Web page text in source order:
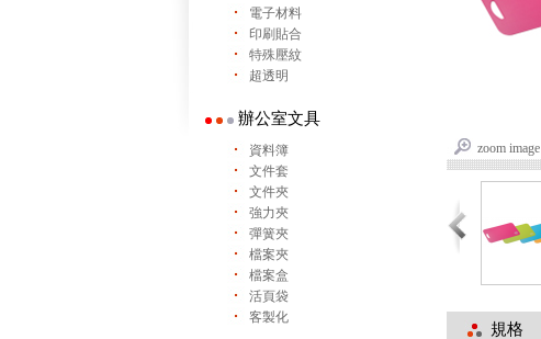
電子材料
印刷貼合
特殊壓紋
超透明
辦公室文具
資料簿
文件套
文件夾
強力夾
彈簧夾
檔案夾
檔案盒
活頁袋
客製化
zoom image
規格